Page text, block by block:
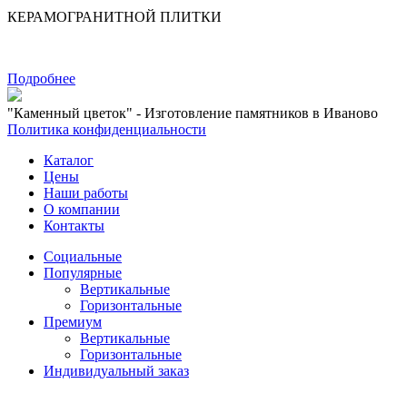
КЕРАМОГРАНИТНОЙ ПЛИТКИ
Подробнее
"Каменный цветок" - Изготовление памятников в Иваново
Политика конфиденциальности
Каталог
Цены
Наши работы
О компании
Контакты
Социальные
Популярные
Вертикальные
Горизонтальные
Премиум
Вертикальные
Горизонтальные
Индивидуальный заказ